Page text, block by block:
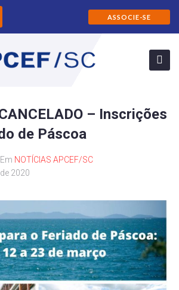
ASSOCIE-SE
– Inscrições
de Páscoa
Em NOTÍCIAS APCEF/SC
2020